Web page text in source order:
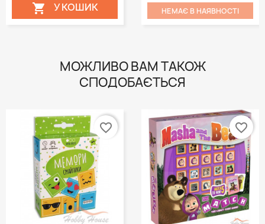
 У КОШИК НЕМАЄ В НАЯВНОСТІ
МОЖЛИВО ВАМ ТАКОЖ
СПОДОБАЄТЬСЯ
favorite_border favorite_border